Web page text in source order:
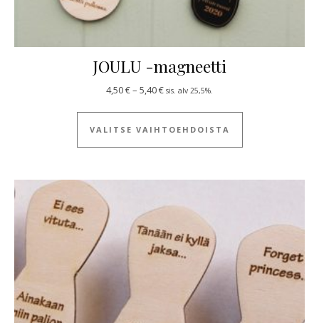
JOULU -magneetti
4,50€– 5,40€Hintaluokka: 4,50 € - 5,40 €
sis. alv 25,5%.
VALITSE VAIHTOEHDOISTA
Tällä tuotteella